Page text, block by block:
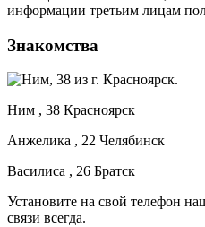
информации третьим лицам
Знакомства
Ним , 38 Красноярск
Анжелика , 22 Челябинск
Василиса , 26 Братск
Установите на свой телефон
связи всегда.